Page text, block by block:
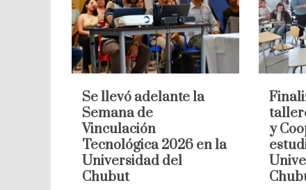
Se llevó adelante la
Semana de
Vinculación
Tecnológica 2026 en la
Universidad del
Chubut
y